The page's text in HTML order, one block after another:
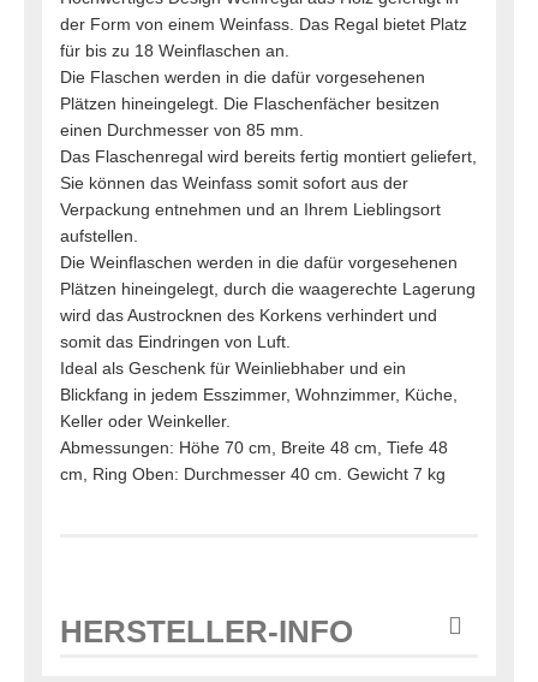
der Form von einem Weinfass. Das Regal bietet Platz
für bis zu 18 Weinflaschen an.
Die Flaschen werden in die dafür vorgesehenen
Plätzen hineingelegt. Die Flaschenfächer besitzen
einen Durchmesser von 85 mm.
Das Flaschenregal wird bereits fertig montiert geliefert,
Sie können das Weinfass somit sofort aus der
Verpackung entnehmen und an Ihrem Lieblingsort
aufstellen.
Die Weinflaschen werden in die dafür vorgesehenen
Plätzen hineingelegt, durch die waagerechte Lagerung
wird das Austrocknen des Korkens verhindert und
somit das Eindringen von Luft.
Ideal als Geschenk für Weinliebhaber und ein
Blickfang in jedem Esszimmer, Wohnzimmer, Küche,
Keller oder Weinkeller.
Abmessungen: Höhe 70 cm, Breite 48 cm, Tiefe 48
cm, Ring Oben: Durchmesser 40 cm. Gewicht 7 kg
HERSTELLER-INFO